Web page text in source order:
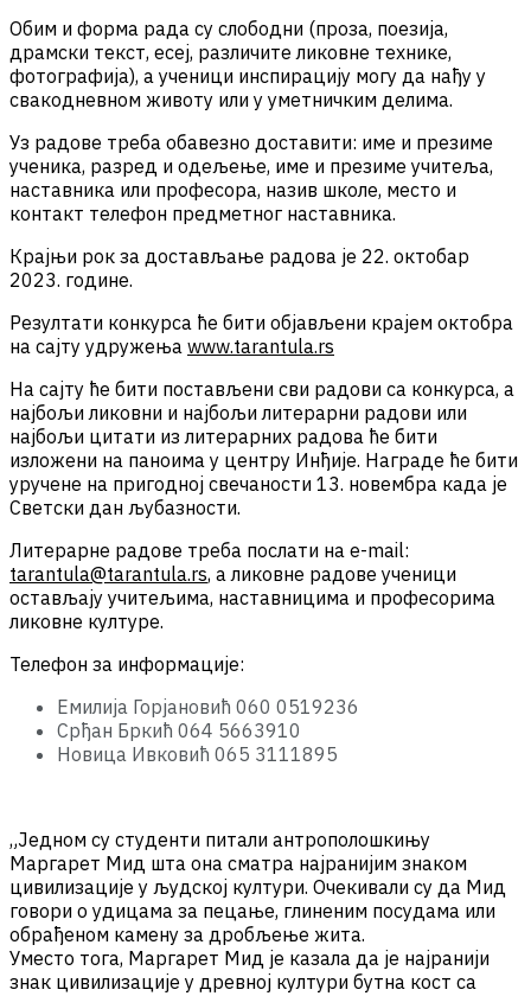
Обим и форма рада су слободни (проза, поезија,
драмски текст, есеј, различите ликовне технике,
фотографија), а ученици инспирацију могу да нађу у
свакодневном животу или у уметничким делима.
Уз радове треба обавезно доставити: име и презиме
ученика, разред и одељење, име и презиме учитеља,
наставника или професора, назив школе, место и
контакт телефон предметног наставника.
Крајњи рок за достављање радова је 22. октобар
2023. године.
Резултати конкурса ће бити објављени крајем октобра
на сајту удружења www.tarantula.rs
На сајту ће бити постављени сви радови са конкурса, а
најбољи ликовни и најбољи литерарни радови или
најбољи цитати из литерарних радова ће бити
изложени на паноима у центру Инђије. Награде ће бити
уручене на пригодној свечаности 13. новембра када је
Светски дан љубазности.
Литерарне радове треба послати на е-mail:
tarantula@tarantula.rs, а ликовне радове ученици
остављају учитељима, наставницима и професорима
ликовне културе.
Телефон за информације:
Емилија Горјановић 060 0519236
Срђан Бркић 064 5663910
Новица Ивковић 065 3111895
„Једном су студенти питали антрополошкињу
Маргарет Мид шта она сматра најранијим знаком
цивилизације у људској култури. Очекивали су да Мид
говори о удицама за пецање, глиненим посудама или
обрађеном камену за дробљење жита.
Уместо тога, Маргарет Мид је казала да је најранији
знак цивилизације у древној култури бутна кост са